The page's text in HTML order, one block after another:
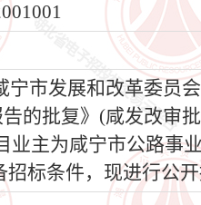
市发展和改革委员
的批复》(咸发改审
主为咸宁市公路事
标条件，现进行公开